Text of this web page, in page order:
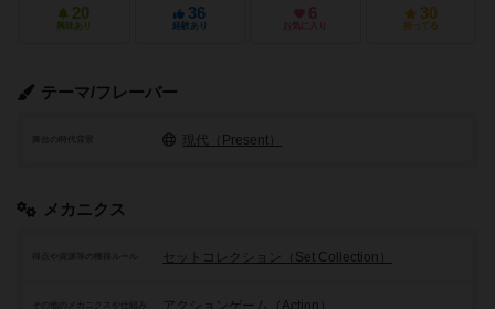
20
興味あり
36
経験あり
6
お気に入り
30
持ってる
テーマ/フレーバー
舞台の時代背景 現代（Present）
メカニクス
得点や資源等の獲得ルール セットコレクション（Set Collection）
その他のメカニクスや仕組み アクションゲーム（Action）